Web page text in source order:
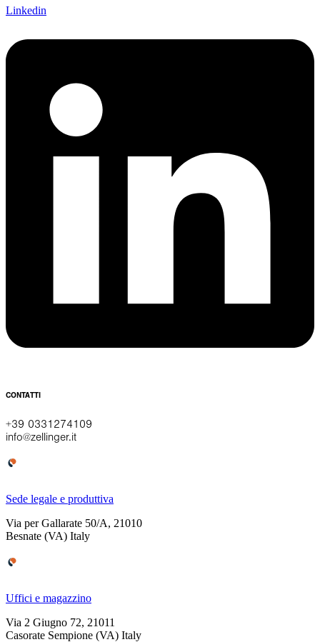
Linkedin
CONTATTI
+39 0331274109
info@zellinger.it
Sede legale e produttiva
Via per Gallarate 50/A, 21010
Besnate (VA) Italy
Uffici e magazzino
Via 2 Giugno 72, 21011
Casorate Sempione (VA) Italy